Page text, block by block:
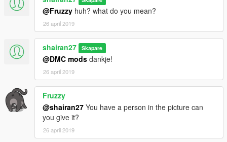
@Fruzzy huh? what do you mean?
26 april 2019
shairan27 Skapare
@DMC mods dankje!
26 april 2019
Fruzzy
@shairan27 You have a person in the picture can
you give it?
26 april 2019